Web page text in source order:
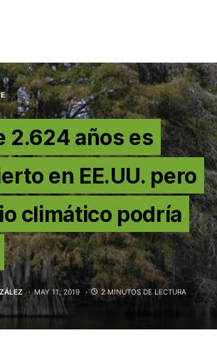
2.624 años es
en EE.UU. pero
climático podría
MAY 11, 2019 2 MINUTOS DE LECTURA